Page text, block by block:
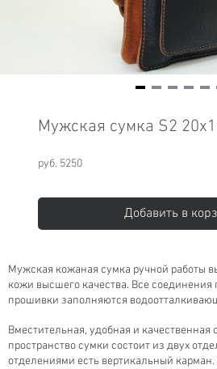
Мужская сумка S2
руб. 5250
Добавить в
Мужская кожаная сумка ручной работы
кожи высшего качества. Все соединения
прошивки заполняются
Вместительная, удобная и
пространство сумки состоит из двух
отделениями есть вертикальный